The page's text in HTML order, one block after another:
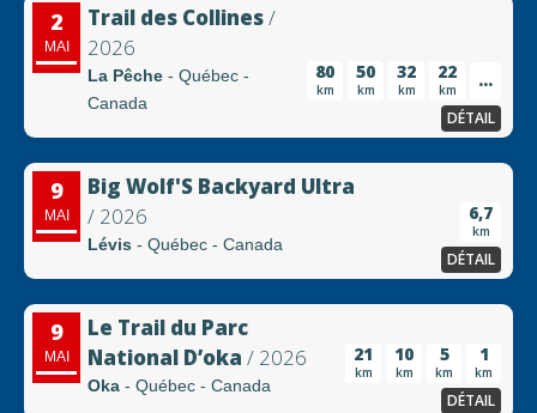
2
MAI
Trail des Collines/
2026
La Pêche - Québec -
Canada
80
km
50
km
32
km
22
km ...
DÉTAIL
9
MAI
Big Wolf'S Backyard Ultra
/ 2026
Lévis - Québec - Canada
6,7
km
DÉTAIL
9
MAI
Le Trail du Parc
National D’oka / 2026
Oka - Québec - Canada
21
km
10
km
5
km
1
km
DÉTAIL